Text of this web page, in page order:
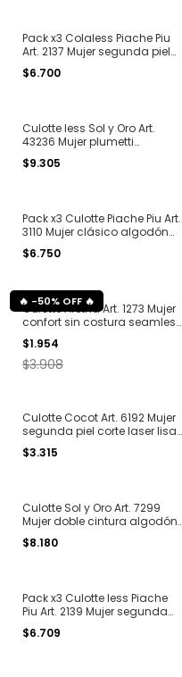
Pack x3 Colaless Piache Piu
Art. 2137 Mujer segunda piel
corte laser lisa T. 1 al 3
$6.700
Culotte less Sol y Oro Art.
43236 Mujer plumetti
jacquard microfibra T. 2 al 4
$9.305
Pack x3 Culotte Piache Piu Art.
3110 Mujer clásico algodón
liso
$6.750
Culotte Aretha Art. 1273 Mujer
confort sin costura seamless
microfibra T. S al L
$1.954
-50% OFF
$3.908
Culotte Cocot Art. 6192 Mujer
segunda piel corte laser lisa
T. 1 al 4
$3.315
Culotte Sol y Oro Art. 7299
Mujer doble cintura algodón
clásico T. 2 al 5
$8.180
Pack x3 Culotte less Piache
Piu Art. 2139 Mujer segunda
piel corte laser lisa T. 1 al 3
$6.709